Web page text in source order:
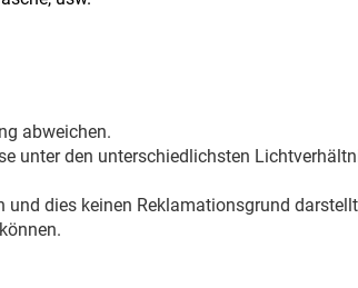
abweichen.
unter den unterschiedlichsten
dies keinen Reklamationsgrund